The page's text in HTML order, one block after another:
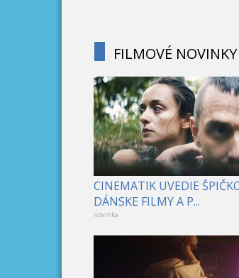
FILMOVÉ NOVINKY
CINEMATIK UVEDIE
DÁNSKE FILMY A P...
novinka